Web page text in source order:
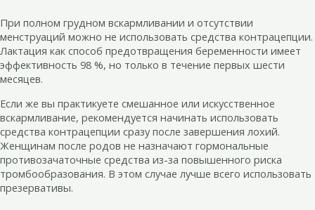
При полном грудном вскармливании и отсутствии
менструаций можно не использовать средства контрацепции.
Лактация как способ предотвращения беременности имеет
эффективность 98 %, но только в течение первых шести
месяцев.
Если же вы практикуете смешанное или искусственное
вскармливание, рекомендуется начинать использовать
средства контрацепции сразу после завершения лохий.
Женщинам после родов не назначают гормональные
противозачаточные средства из-за повышенного риска
тромбообразования. В этом случае лучше всего использовать
презервативы.